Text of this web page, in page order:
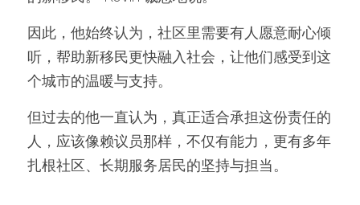
因此，他始终认为，社区里需要有人愿意耐心倾
听，帮助新移民更快融入社会，让他们感受到这
个城市的温暖与支持。
但过去的他一直认为，真正适合承担这份责任的
人，应该像赖议员那样，不仅有能力，更有多年
扎根社区、长期服务居民的坚持与担当。